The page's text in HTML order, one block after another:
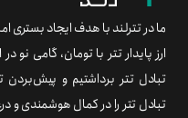
ما در تترلند با هدف ایجاد بستری
ارز پایدار تتر با تومان، گامی نو
تبادل تتر برداشتیم و پیش‌بردن
تبادل تتر را در کمال هوشمندی و